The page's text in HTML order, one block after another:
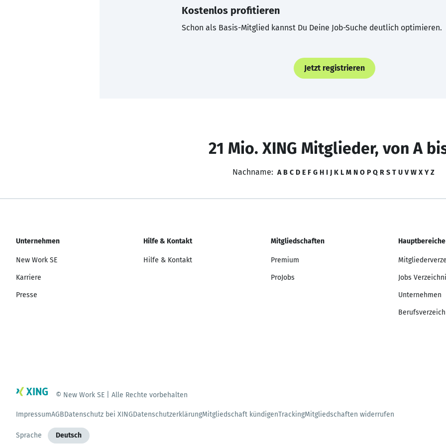
Kostenlos profitieren
Schon als Basis-Mitglied kannst Du Deine Job-Suche deutlich optimieren.
Jetzt registrieren
21 Mio. XING Mitglieder, von A
Nachname: A B C D E F G H I J K L M N O P Q R S T U V W X Y Z
Unternehmen
New Work SE
Karriere
Presse
Hilfe & Kontakt
Hilfe & Kontakt
Mitgliedschaften
Premium
ProJobs
Hauptbereiche
Jobs
Unternehmen
© New Work SE | Alle Rechte vorbehalten
ImpressumAGBDatenschutz bei XINGDatenschutzerklärungMitgliedschaft kündigenTrackingMitgliedschaften widerrufen
Sprache Deutsch